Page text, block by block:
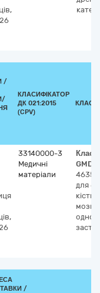
/
КЛАСИФІКАТОР
ДК 021:2015
(CPV)
33140000-3
Медичні
матеріали
46350
для
мозку
/